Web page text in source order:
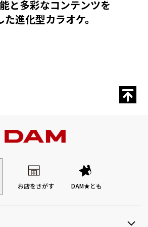
と多彩なコンテンツを
た進化型カラオケ。
お店をさがす DAM★とも